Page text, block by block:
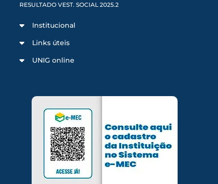
RESULTADO VEST. SOCIAL 2025.2
Institucional
Links úteis
UNIG online